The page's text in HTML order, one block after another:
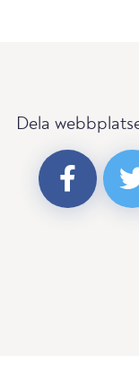
Dela